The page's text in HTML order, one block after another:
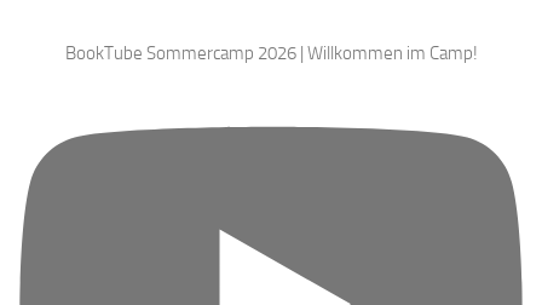
BookTube Sommercamp 2026 | Willkommen im Camp!